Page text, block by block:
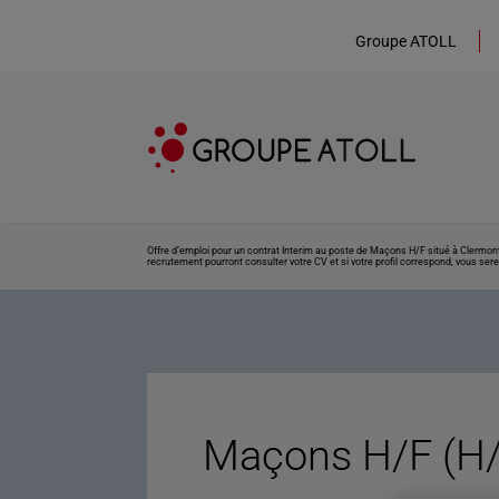
Groupe ATOLL
Offre d’emploi pour un contrat Interim au poste de Maçons H/F situé à
recrutement pourront consulter votre CV et si votre profil correspond, vous
Maçons H/F